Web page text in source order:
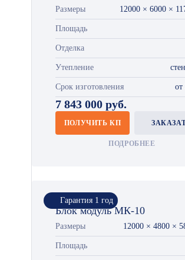
Размеры 12000 × 6000 ×
Площадь
Отделка
Утепление
Срок изготовления от
7 843 000 руб.
ПОЛУЧИТЬ КП
ПОДРОБНЕЕ
Гарантия 1 год
Блок модуль МК-10
Размеры 12000 × 4800 ×
Площадь